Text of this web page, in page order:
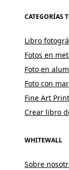
CATEGORÍAS
Libro
Fotos en
Foto en
Foto con
Fine Art
Crear libro
WHITEWALL
Sobre